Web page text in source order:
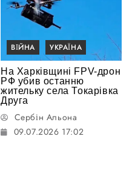
ВІЙНА УКРАЇНА
На Харківщині FPV-дрон
РФ убив останню
жительку села Токарівка
Друга
Сербін Альона
09.07.2026 17:02